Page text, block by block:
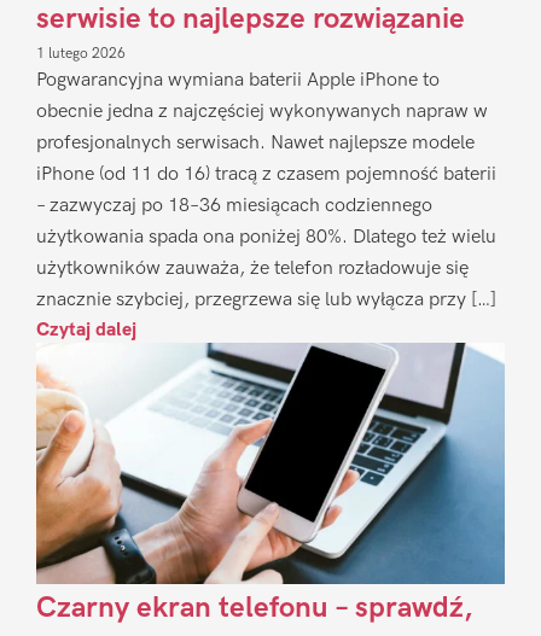
serwisie to najlepsze rozwiązanie
1 lutego 2026
Pogwarancyjna wymiana baterii Apple iPhone to
obecnie jedna z najczęściej wykonywanych napraw w
profesjonalnych serwisach. Nawet najlepsze modele
iPhone (od 11 do 16) tracą z czasem pojemność baterii
– zazwyczaj po 18–36 miesiącach codziennego
użytkowania spada ona poniżej 80%. Dlatego też wielu
użytkowników zauważa, że telefon rozładowuje się
znacznie szybciej, przegrzewa się lub wyłącza przy […]
Czytaj dalej
Czarny ekran telefonu – sprawdź,